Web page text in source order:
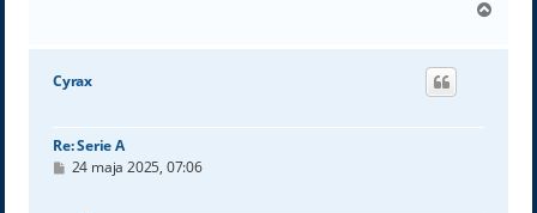
g
Cyrax
Re: Serie A
P24 maja 2025, 07:06